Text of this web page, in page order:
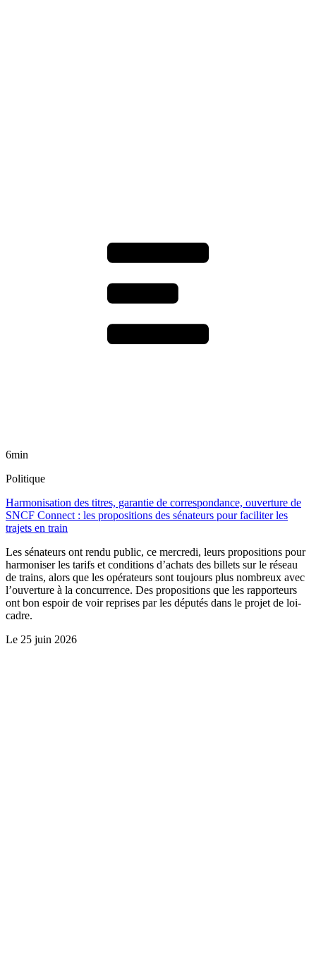
6min
Politique
Harmonisation des titres, garantie de correspondance, ouverture de
SNCF Connect : les propositions des sénateurs pour faciliter les
trajets en train
Les sénateurs ont rendu public, ce mercredi, leurs propositions pour
harmoniser les tarifs et conditions d’achats des billets sur le réseau
de trains, alors que les opérateurs sont toujours plus nombreux avec
l’ouverture à la concurrence. Des propositions que les rapporteurs
ont bon espoir de voir reprises par les députés dans le projet de loi-
cadre.
Le 25 juin 2026